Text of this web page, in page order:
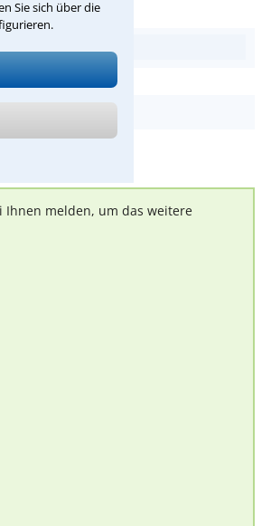
Sie sich über die
Ihnen melden, um das weitere